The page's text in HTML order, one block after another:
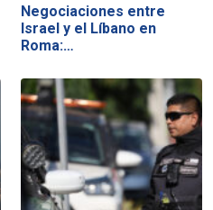
Negociaciones entre
Israel y el Líbano en
Roma:…